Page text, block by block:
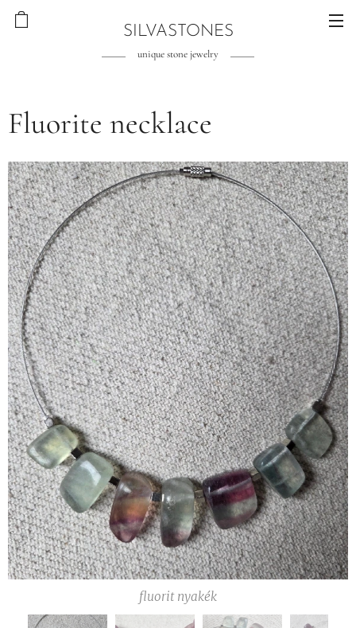
SILVASTONES
unique stone jewelry
Fluorite necklace
fluorit nyakék
fluorit nyakék
fluorit nyakék
fluorit nyakék
fluorit nyakék